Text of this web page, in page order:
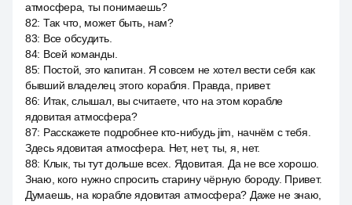
атмосфера, ты понимаешь?
82: Так что, может быть, нам?
83: Все обсудить.
84: Всей команды.
85: Постой, это капитан. Я совсем не хотел вести себя как
бывший владелец этого корабля. Правда, привет.
86: Итак, слышал, вы считаете, что на этом корабле
ядовитая атмосфера?
87: Расскажете подробнее кто-нибудь jim, начнём с тебя.
Здесь ядовитая атмосфера. Нет, нет, ты, я, нет.
88: Клык, ты тут дольше всех. Ядовитая. Да не все хорошо.
Знаю, кого нужно спросить старину чёрную бороду. Привет.
Думаешь, на корабле ядовитая атмосфера? Даже не знаю,